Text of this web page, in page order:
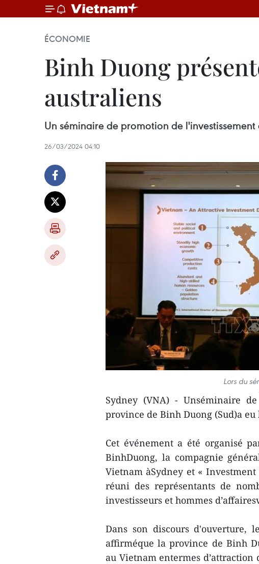
ÉCONOMIE
Binh Duong
australiens
Un séminaire de promotion de
26/03/2024 04:10
Lors du
Sydney (VNA) - Unséminaire
province de Binh Duong (Sud)a
Cet événement a été organisé
BinhDuong, la compagnie
Vietnam àSydney et «
réuni des représentants de
investisseurs et hommes
Dans son discours d'ouverture,
affirméque la province de Binh
au Vietnam entermes